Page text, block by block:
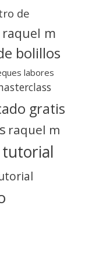
de
m
bolillos
labores
gratis
raquel m
tutorial